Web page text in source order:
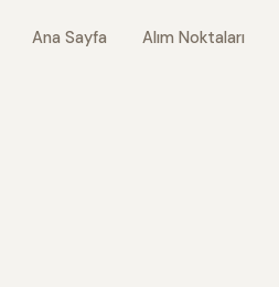
Ana Sayfa Alım Noktaları